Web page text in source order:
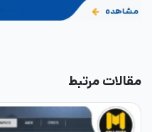
مقالات مرتبط